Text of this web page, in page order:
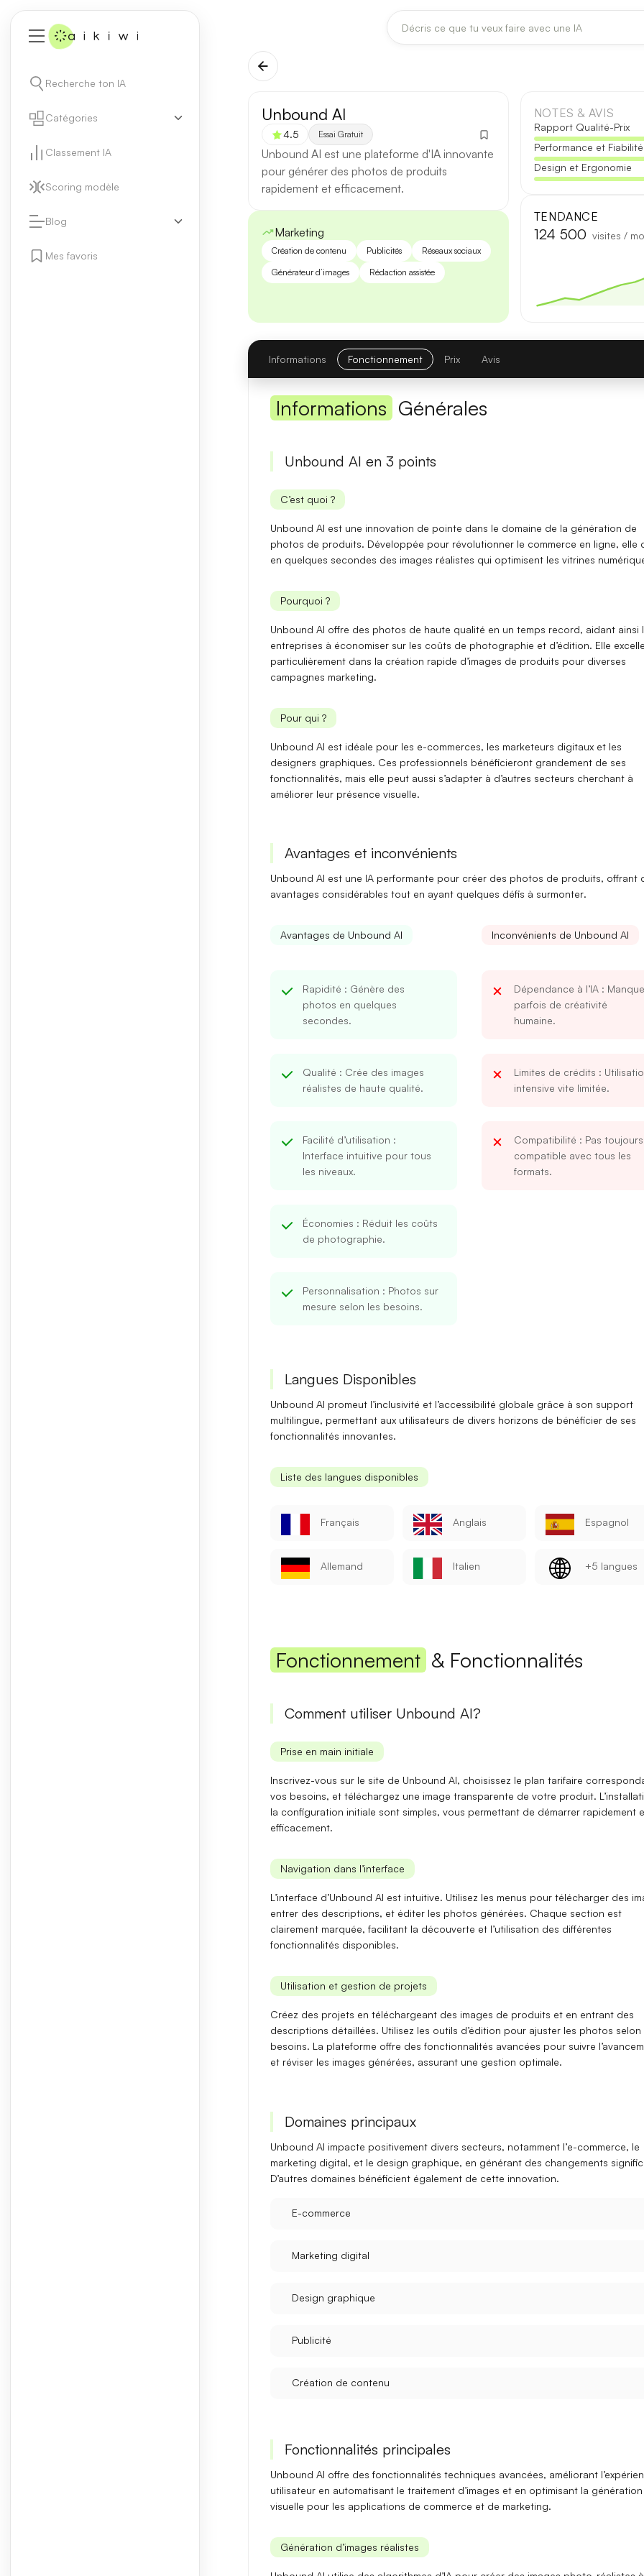
Recherche ton IA
Catégories
Classement IA
Scoring modèle
Blog
Mes favoris
Adresse mail
Se connecter
Se souvenir de moi
Vous n'avez pas encore de compte ?S'inscrire
Claude
[TEST] Claude Opus 4.8 : ce qui change
5 août 2026
Anthropic met à jour Claude Opus le 2 août 2026. Cette
fiabilité des réponses longues et la vitesse de première réponse.
Ce qui change
Contexte étendu— les documents longs sont traités d’un
— moins de pertes de fil sur les textes de
Première réponse— latence réduite sur les requêtes courtes.
Comparatif avec la version précédente
Opus 4.6→Opus 4.8
Note globale
Latence 1re réponse
Lire l'article complet
Unbound AI
4.5 Essai Gratuit
Unbound AI est une plateforme d'IA innovante
pour générer des photos de produits
rapidement et efficacement.
Marketing
Création de contenu Publicités
Réseaux sociaux
Générateur d’images
Rédaction assistée
NOTES & AVIS
Rapport Qualité-Prix
Performance et Fiabilité
Design et Ergonomie
TENDANCE
124 500 visites /
Informations Fonctionnement Prix Avis
Informations Générales
Unbound AI en 3 points
C’est quoi ?
Unbound AI est une innovation de pointe dans le domaine de la génération de
photos de produits. Développée pour révolutionner le commerce en ligne, elle
en quelques secondes des images réalistes qui optimisent les vitrines
Pourquoi ?
Unbound AI offre des photos de haute qualité en un temps record, aidant ainsi
entreprises à économiser sur les coûts de photographie et d’édition. Elle
particulièrement dans la création rapide d’images de produits pour diverses
campagnes marketing.
Pour qui ?
Unbound AI est idéale pour les e-commerces, les marketeurs digitauxet les
designers graphiques. Ces professionnels bénéficieront grandement de ses
fonctionnalités, mais elle peut aussi s’adapter à d’autres secteurs cherchant à
améliorer leur présence visuelle.
Avantages et inconvénients
Unbound AI est une IA performante pour créer des photos de produits, offrant
avantages considérables tout en ayant quelques défis à surmonter.
Avantages de Unbound AI
Rapidité : Génère des
photos en quelques
secondes.
Qualité : Crée des images
réalistes de haute qualité.
Facilité d’utilisation :
Interface intuitive pour tous
les niveaux.
Économies : Réduit les coûts
de photographie.
Personnalisation : Photos sur
mesure selon les besoins.
Inconvénients de Unbound AI
Dépendance à l’IA: Manque
parfois de créativité
humaine.
Limites de crédits :
intensive vite limitée.
Compatibilité : Pas toujours
compatible avec tous les
formats.
Langues Disponibles
Unbound AI promeut l’inclusivité et l’accessibilité globale grâce à son support
multilingue, permettant aux utilisateurs de divers horizons de bénéficier de ses
fonctionnalités innovantes.
Liste des langues disponibles
Français Anglais Espagnol
Allemand Italien +5 langues
Fonctionnement & Fonctionnalités
Comment utiliser Unbound AI?
Prise en main initiale
Inscrivez-vous sur le site de Unbound AI, choisissez le plan tarifaire
vos besoins, et téléchargez une image transparente de votre produit. L’
la configuration initiale sont simples, vous permettant de démarrer rapidement
efficacement.
Navigation dans l’interface
L’interface d’Unbound AI est intuitive. Utilisez les menus pour télécharger des
entrer des descriptions, et éditer les photos générées. Chaque section est
clairement marquée, facilitant la découverte et l’utilisation des différentes
fonctionnalités disponibles.
Utilisation et gestion de projets
Créez des projets en téléchargeant des images de produits et en entrant des
descriptions détaillées. Utilisez les outils d’édition pour ajuster les photos selon
besoins. La plateforme offre des fonctionnalités avancées pour suivre
et réviser les images générées, assurant une gestion optimale.
Domaines principaux
Unbound AI impacte positivement divers secteurs, notamment l’e-commerce, le
marketing digital, et le design graphique, en générant des changements
D’autres domaines bénéficient également de cette innovation.
E-commerce
Marketing digital
Design graphique
Publicité
Création de contenu
Fonctionnalités principales
Unbound AI offre des fonctionnalités techniques avancées, améliorant
utilisateur en automatisant le traitement d’images et en optimisant la génération
visuelle pour les applications de commerce et de marketing.
Génération d’images réalistes